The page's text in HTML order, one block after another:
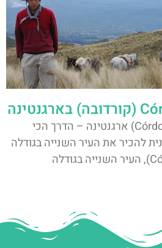
סיור חינם בקורדובה (Córdoba) ארגנטינה – הדרך הכי
להכיר את העיר השנייה בגודלה
במדינה קורדובה (Córdoba), העיר השנייה בגודלה